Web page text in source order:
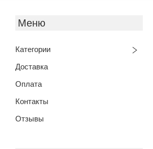
Категории
Доставка
Оплата
Контакты
Отзывы